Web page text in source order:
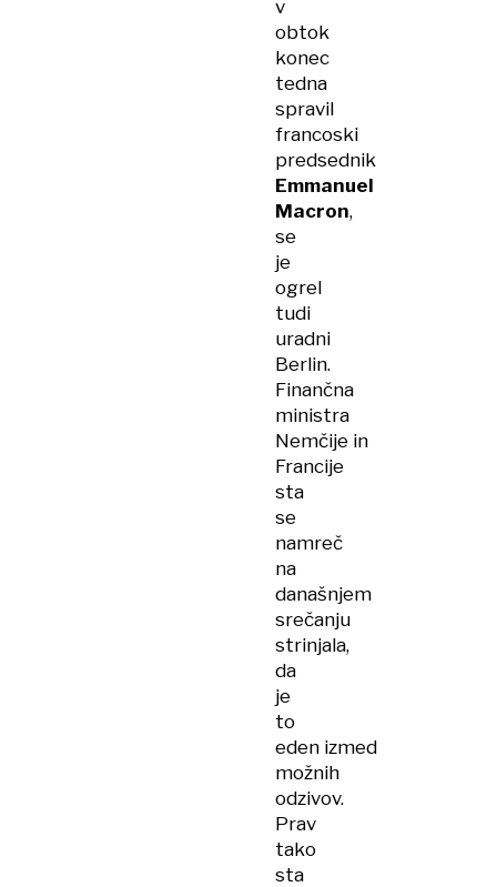
v
obtok
konec
tedna
spravil
francoski
predsednik
Emmanuel
Macron,
se
je
ogrel
tudi
uradni
Berlin.
Finančna
ministra
Nemčije in
Francije
sta
se
namreč
na
današnjem
srečanju
strinjala,
da
je
to
eden izmed
možnih
odzivov.
Prav
tako
sta